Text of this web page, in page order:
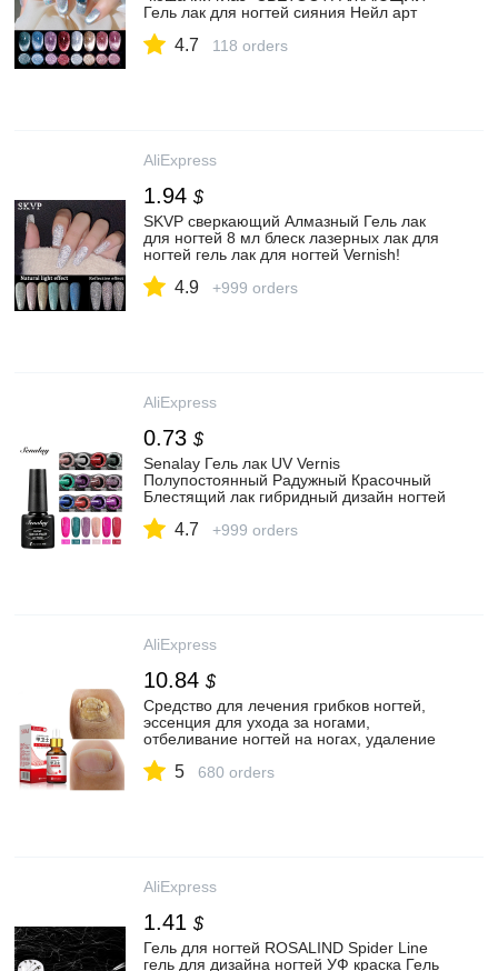
Гель лак для ногтей сияния Нейл арт
Soak Off УФ гель для ногтей дизайн|Гель
4.7 118 orders
AliExpress
1.94 $
SKVP сверкающий Алмазный Гель лак
для ногтей 8 мл блеск лазерных лак для
ногтей гель лак для ногтей Vernish!
базовый гель Лаки|Гель для ногтей| |
4.9 +999 orders
AliExpress
0.73 $
Senalay Гель лак UV Vernis
Полупостоянный Радужный Красочный
Блестящий лак гибридный дизайн ногтей
Гель для ногтей| | АлиЭкспресс
4.7 +999 orders
AliExpress
10.84 $
Средство для лечения грибков ногтей,
эссенция для ухода за ногами,
отбеливание ногтей на ногах, удаление
гель для лечения паронихии и
5 680 orders
AliExpress
1.41 $
Гель для ногтей ROSALIND Spider Line
гель для дизайна ногтей УФ краска Гель